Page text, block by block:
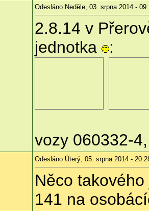
Odesláno Neděle, 03. srpna 2014 -
2.8.14 v
jednotka
:
vozy 060332-
Odesláno Úterý, 05. srpna 2014 -
Něco
141 na